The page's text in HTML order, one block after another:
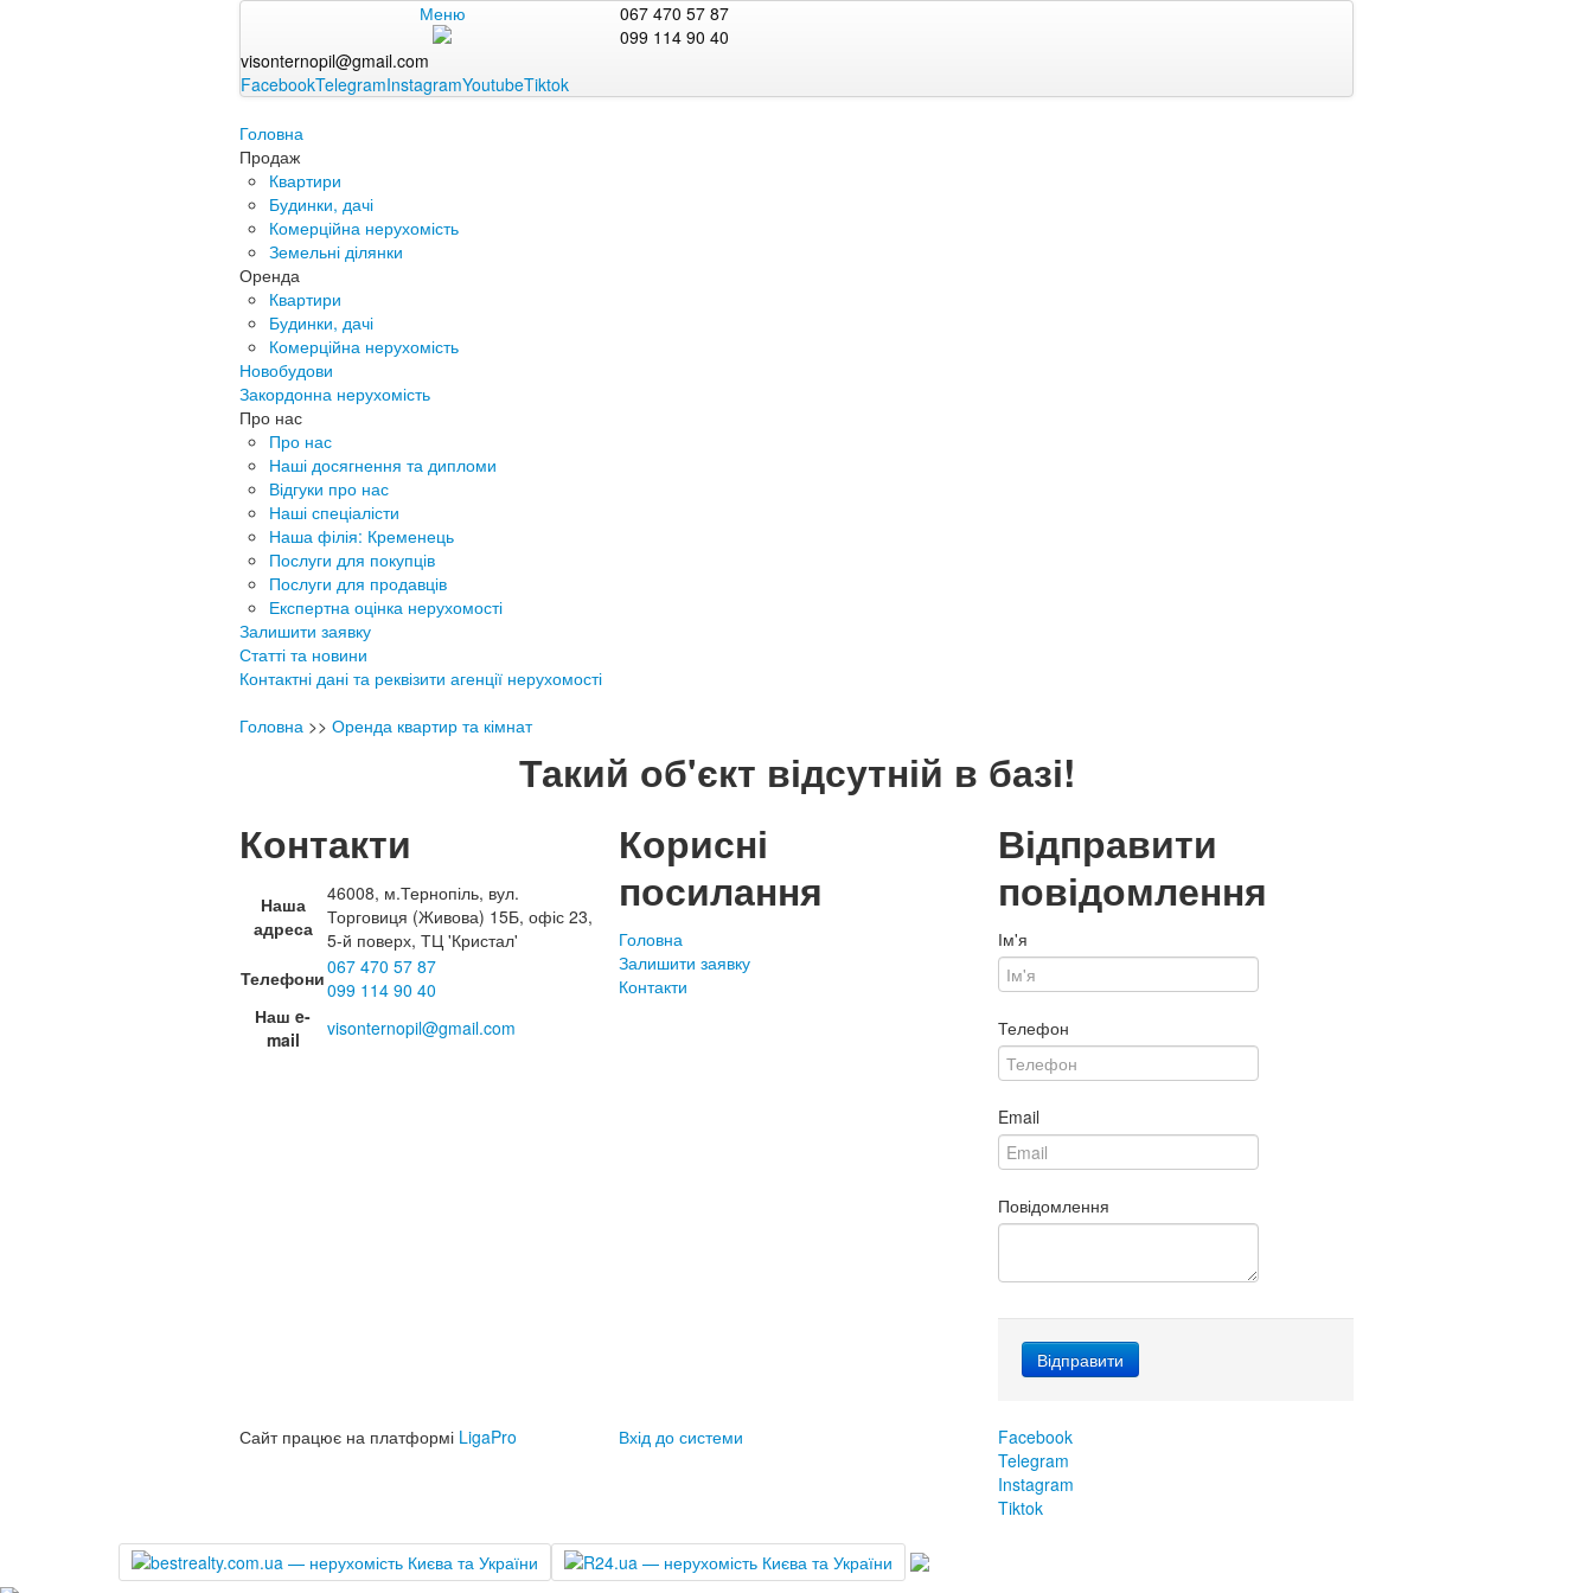
Меню
067 470 57 87
099 114 90 40
visonternopil@gmail.com
FacebookTelegramInstagramYoutubeTiktok
Головна
Продаж
Квартири
Будинки, дачі
Комерційна нерухомість
Земельні ділянки
Оренда
Квартири
Будинки, дачі
Комерційна нерухомість
Новобудови
Закордонна нерухомість
Про нас
Про нас
Наші досягнення та дипломи
Відгуки про нас
Наші спеціалісти
Наша філія: Кременець
Послуги для покупців
Послуги для продавців
Експертна оцінка нерухомості
Залишити заявку
Статті та новини
Контактні дані та реквізити агенції нерухомості
Головна >> Оренда квартир та кімнат
Такий об'єкт відсутній в базі!
Контакти
Наша
адреса
46008, м.Тернопіль, вул.
Торговиця (Живова) 15Б, офіс 23,
5-й поверх, ТЦ 'Кристал'
Телефони067 470 57 87
099 114 90 40
Наш e-
mail
visonternopil@gmail.com
Корисні
посилання
Головна
Залишити заявку
Контакти
Відправити
повідомлення
Ім'я
Телефон
Email
Повідомлення
Сайт працює на платформі LigaPro Вхід до системи
Facebook
Telegram
Instagram
Tiktok